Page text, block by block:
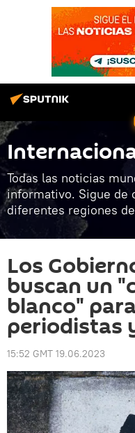
Todas las noticias
informativo. Sigue de
diferentes regiones
Los
buscan un
blanco"
periodistas
15:52 GMT 19.06.2023